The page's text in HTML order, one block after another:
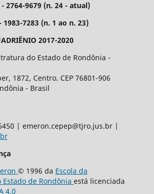
2764-9679 (n. 24 - atual)
1983-7283 (n. 1 ao n. 23)
2017-2020
do Estado de Rondônia -
1872, Centro. CEP 76801-906
- Brasil
| emeron.cepep@tjro.jus.br |
© 1996 da Escola da
de Rondônia está licenciada
4.0